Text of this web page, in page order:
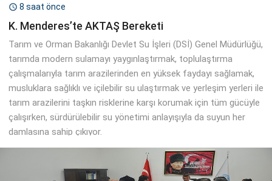
 8 saat önce
K. Menderes’te AKTAŞ Bereketi
Tarım ve Orman Bakanlığı Devlet Su İşleri (DSİ) Genel Müdürlüğü,
tarımda modern sulamayı yaygınlaştırmak, toplulaştırma
çalışmalarıyla tarım arazilerinden en yüksek faydayı sağlamak,
musluklara sağlıklı ve içilebilir su ulaştırmak ve yerleşim yerleri ile
tarım arazilerini taşkın risklerine karşı korumak için tüm gücüyle
çalışırken, sürdürülebilir su yönetimi anlayışıyla da suyun her
damlasına sahip çıkıyor.